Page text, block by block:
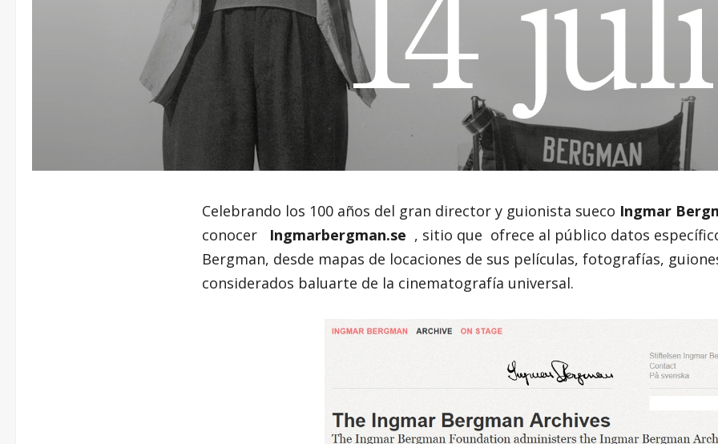
Celebrando los 100 años del gran director y guionista sueco Ingmar
conocer Ingmarbergman.se , sitio que ofrece al público datos
Bergman, desde mapas de locaciones de sus películas, fotografías,
considerados baluarte de la cinematografía universal.